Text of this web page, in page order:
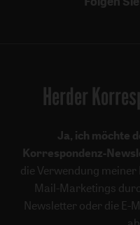
Herder
Ja, ich möchte
Korrespondenz-
die Verwendung
Mail-Marketings
Newsletter oder die E-